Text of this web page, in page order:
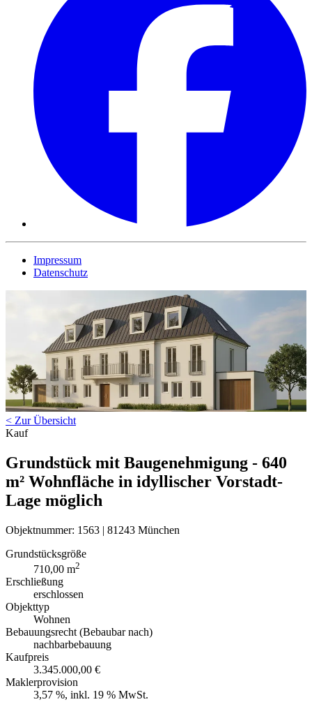
Impressum
Datenschutz
< Zur Übersicht
Kauf
Grundstück mit Baugenehmigung - 640
m² Wohnfläche in idyllischer Vorstadt-
Lage möglich
Objektnummer: 1563 | 81243 München
Grundstücksgröße
710,00 m2
Erschließung
erschlossen
Objekttyp
Wohnen
Bebauungsrecht (Bebaubar nach)
nachbarbebauung
Kaufpreis
3.345.000,00 €
Maklerprovision
3,57 %, inkl. 19 % MwSt.